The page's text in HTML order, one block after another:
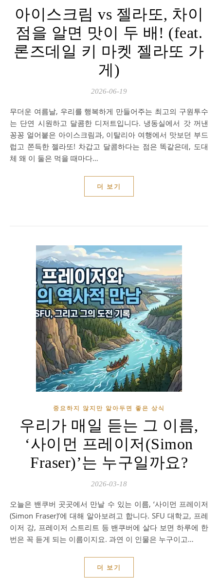
아이스크림 vs 젤라또, 차이
점을 알면 맛이 두 배! (feat.
론즈데일 키 마켓 젤라또 가
게)
2026-06-19
무더운 여름날, 우리를 행복하게 만들어주는 최고의 구원투수
는 단연 시원하고 달콤한 디저트입니다. 냉동실에서 갓 꺼낸
꽁꽁 얼어붙은 아이스크림과, 이탈리아 여행에서 맛보던 부드
럽고 쫀득한 젤라또! 차갑고 달콤하다는 점은 똑같은데, 도대
체 왜 이 둘은 먹을 때마다…
더 보기
중요하지 않지만 알아두면 좋은 상식
우리가 매일 듣는 그 이름,
‘사이먼 프레이저(Simon
Fraser)’는 누구일까요?
2026-03-18
오늘은 밴쿠버 곳곳에서 만날 수 있는 이름, ‘사이먼 프레이저
(Simon Fraser)’에 대해 알아보려고 합니다. SFU 대학교, 프레
이저 강, 프레이저 스트리트 등 밴쿠버에 살다 보면 하루에 한
번은 꼭 듣게 되는 이름이지요. 과연 이 인물은 누구이고…
더 보기